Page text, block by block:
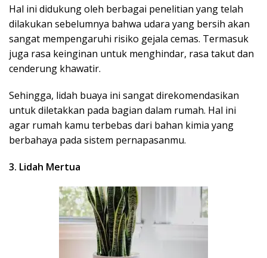
Hal ini didukung oleh berbagai penelitian yang telah
dilakukan sebelumnya bahwa udara yang bersih akan
sangat mempengaruhi risiko gejala cemas. Termasuk
juga rasa keinginan untuk menghindar, rasa takut dan
cenderung khawatir.
Sehingga, lidah buaya ini sangat direkomendasikan
untuk diletakkan pada bagian dalam rumah. Hal ini
agar rumah kamu terbebas dari bahan kimia yang
berbahaya pada sistem pernapasanmu.
3. Lidah Mertua